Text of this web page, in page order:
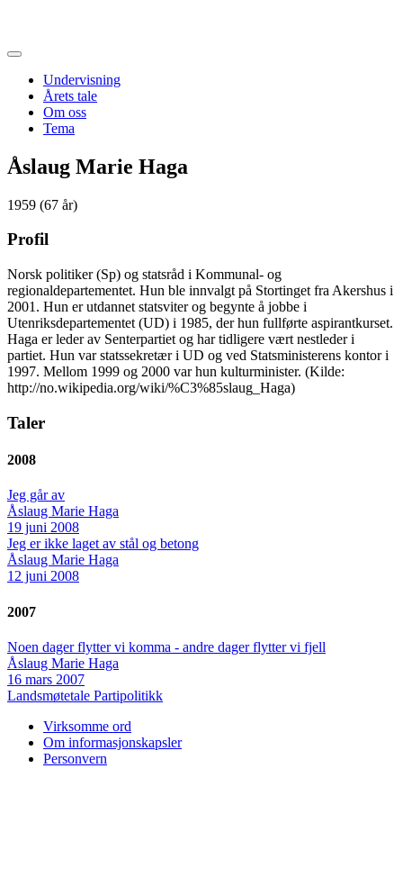
Undervisning
Årets tale
Om oss
Tema
Åslaug Marie Haga
1959 (67 år)
Profil
Norsk politiker (Sp) og statsråd i Kommunal- og
regionaldepartementet. Hun ble innvalgt på Stortinget fra Akershus i
2001. Hun er utdannet statsviter og begynte å jobbe i
Utenriksdepartementet (UD) i 1985, der hun fullførte aspirantkurset.
Haga er leder av Senterpartiet og har tidligere vært nestleder i
partiet. Hun var statssekretær i UD og ved Statsministerens kontor i
1997. Mellom 1999 og 2000 var hun kulturminister. (Kilde:
http://no.wikipedia.org/wiki/%C3%85slaug_Haga)
Taler
2008
Jeg går av
Åslaug Marie Haga
19 juni 2008
Jeg er ikke laget av stål og betong
Åslaug Marie Haga
12 juni 2008
2007
Noen dager flytter vi komma - andre dager flytter vi fjell
Åslaug Marie Haga
16 mars 2007
Landsmøtetale Partipolitikk
Virksomme ord
Om informasjonskapsler
Personvern